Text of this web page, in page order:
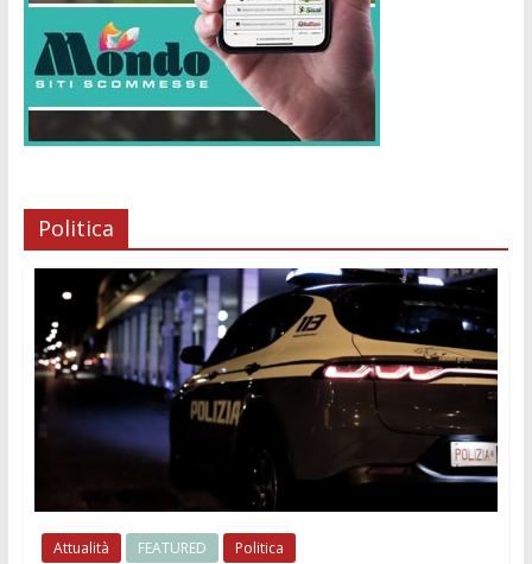
Politica
Attualità FEATURED Politica